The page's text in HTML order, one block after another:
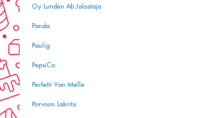
Oy Lunden Ab Jalostaja
Panda
Paulig
PepsiCo
Perfetti Van Melle
Porvoon Lakritsi